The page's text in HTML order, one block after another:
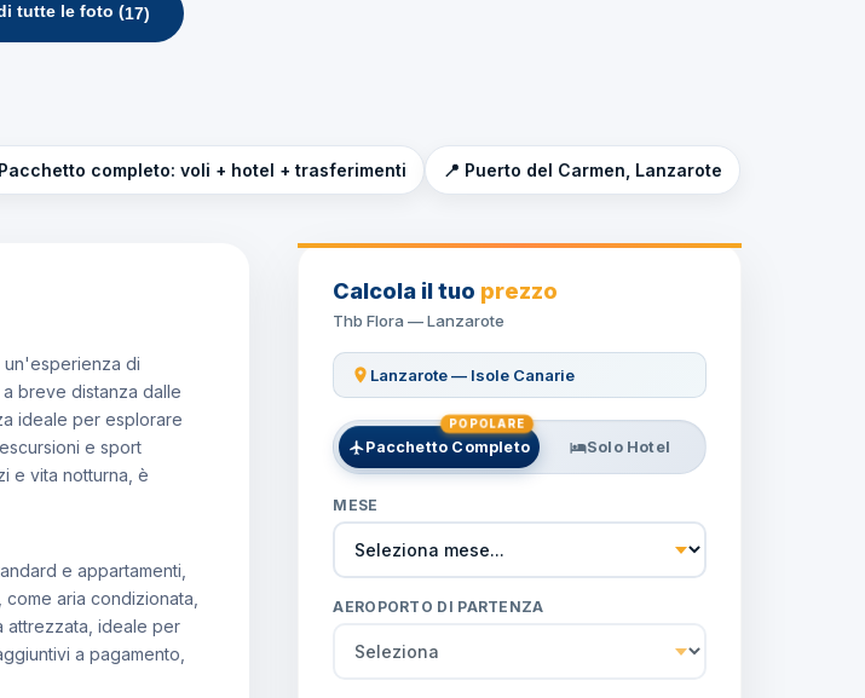
tutte le foto (17)
completo: voli + hotel + trasferimenti 📍 Puerto del Carmen, Lanzarote
un'esperienza di
breve distanza dalle
ideale per esplorare
e sport
e vita notturna, è
e appartamenti,
aria condizionata,
attrezzata, ideale per
a pagamento,
Calcola il tuo prezzo
Thb Flora — Lanzarote
Lanzarote — Isole Canarie
Pacchetto Completo
POPOLARE
Solo Hotel
MESE
AEROPORTO DI PARTENZA